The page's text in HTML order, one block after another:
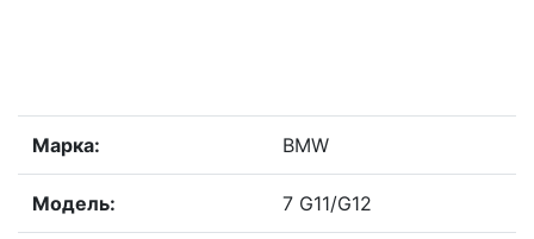
Марка: BMW
Модель: 7 G11/G12